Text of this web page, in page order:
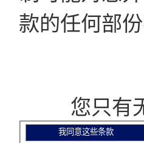
款的任何部
您只有无